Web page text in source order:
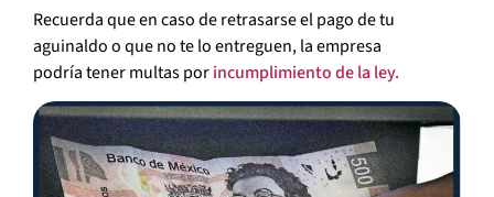
Recuerda que en caso de retrasarse el pago de tu
aguinaldo o que no te lo entreguen, la empresa
podría tener multas porincumplimiento de la ley.